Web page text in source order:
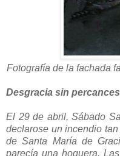
Fotografía de la fachada
Desgracia sin percances
El 29 de abril, Sábado
declarose un incendio
de Santa María de
parecía una hoguera.